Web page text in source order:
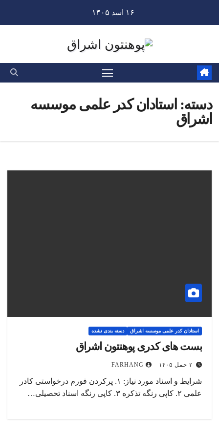
۱۶ اسد ۱۴۰۵
دسته: استادان کدر علمی موسسه
اشراق
استادان کدر علمی موسسه اشراق دسته بندی نشده
بست های کدری پوهنتون اشراق
۲ حمل ۱۴۰۵ FARHANG
شرایط و اسناد مورد نیاز: ۱. پرکردن فورم درخواستی کادر
علمی ۲. کاپی رنگه تذکره ۳. کاپی رنگه اسناد تحصیلی…